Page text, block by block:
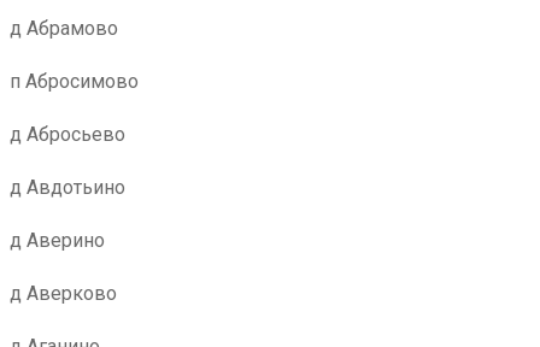
д Абрамово
п Абросимово
д Абросьево
д Авдотьино
д Аверино
д Аверково